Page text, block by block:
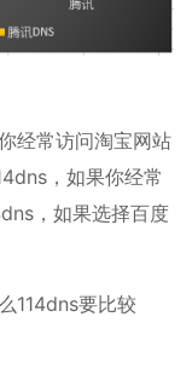
经常访问淘宝网站
，如果你经常
，如果选择百度
114dns要比较